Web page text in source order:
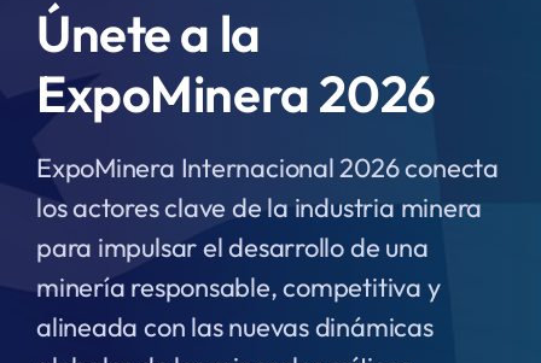
Únete a la
ExpoMinera 2026
ExpoMinera Internacional 2026 conecta
los actores clave de la industria minera
para impulsar el desarrollo de una
minería responsable, competitiva y
alineada con las nuevas dinámicas